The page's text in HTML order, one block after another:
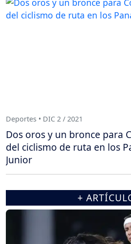
Deportes • DIC 2 / 2021
Dos oros y un bronce para
del ciclismo de ruta en los
Junior
+